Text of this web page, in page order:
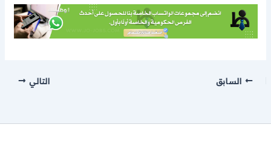
السابق التالي